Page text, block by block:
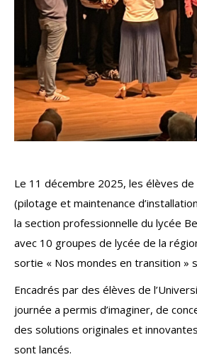
Le 11 décembre 2025, les élèves
(pilotage et maintenance
la section professionnelle du lycée
avec 10 groupes de lycée de la
sortie « Nos mondes en transition »
Encadrés par des élèves de
journée a permis d’imaginer, de
des solutions originales et
sont lancés.